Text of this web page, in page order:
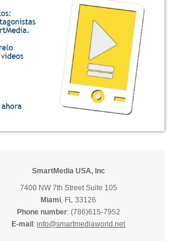
SmartMedia USA, Inc
7400 NW 7th Street Suite 105
Miami , FL 33126
Phone number: (786)615-7952
E-mail:info@smartmediaworld.net